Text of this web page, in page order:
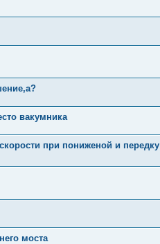
вакумника
при пониженой и передку
моста